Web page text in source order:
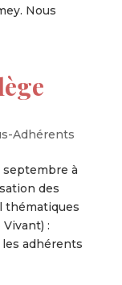
Nous
Adhérents
septembre à
des
thématiques
:
adhérents